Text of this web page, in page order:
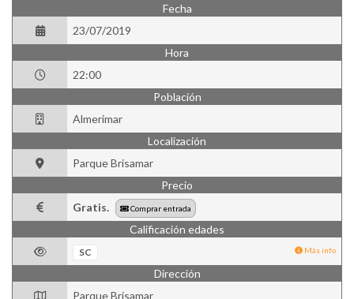
Fecha
23/07/2019
Hora
22:00
Población
Almerimar
Localización
Parque Brisamar
Precio
Gratis.
Comprar entrada
Calificación edades
SC Más info
Dirección
Parque Brisamar